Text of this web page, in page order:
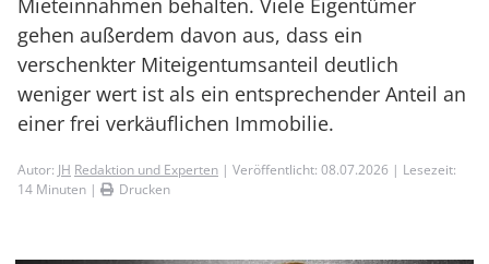
Mieteinnahmen behalten. Viele Eigentümer
gehen außerdem davon aus, dass ein
verschenkter Miteigentumsanteil deutlich
weniger wert ist als ein entsprechender Anteil an
einer frei verkäuflichen Immobilie.
Autor: JH Redaktion und Experten | Veröffentlicht: 08.07.2026 | Lesezeit:
14 Minuten | Drucken